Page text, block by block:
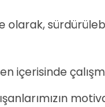
içerisinde